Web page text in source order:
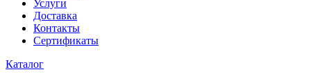
Услуги
Доставка
Контакты
Сертификаты
Каталог